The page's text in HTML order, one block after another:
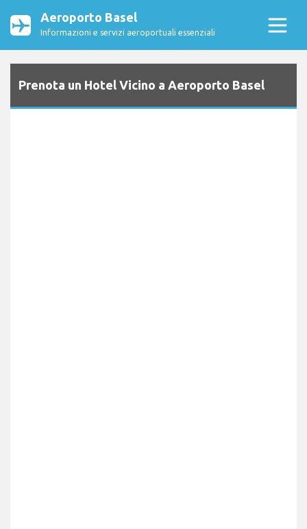
Aeroporto Basel
Informazioni e servizi aeroportuali essenziali
Prenota un Hotel Vicino a Aeroporto Basel